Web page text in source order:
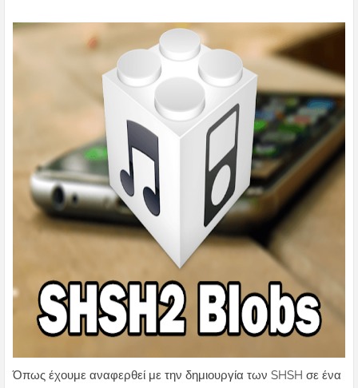
Όπως έχουμε αναφερθεί με την δημιουργία των SHSH σε ένα